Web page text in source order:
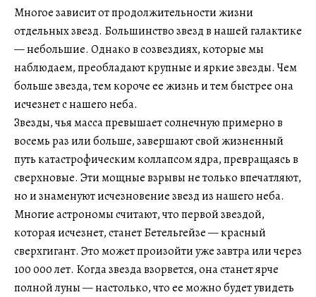
Многое зависит от продолжительности жизни
отдельных звезд. Большинство звезд в нашей галактике
— небольшие. Однако в созвездиях, которые мы
наблюдаем, преобладают крупные и яркие звезды. Чем
больше звезда, тем короче ее жизнь и тем быстрее она
исчезнет с нашего неба.
Звезды, чья масса превышает солнечную примерно в
восемь раз или больше, завершают свой жизненный
путь катастрофическим коллапсом ядра, превращаясь в
сверхновые. Эти мощные взрывы не только впечатляют,
но и знаменуют исчезновение звезд из нашего неба.
Многие астрономы считают, что первой звездой,
которая исчезнет, станет Бетельгейзе — красный
сверхгигант. Это может произойти уже завтра или через
100 000 лет. Когда звезда взорвется, она станет ярче
полной луны — настолько, что ее можно будет увидеть